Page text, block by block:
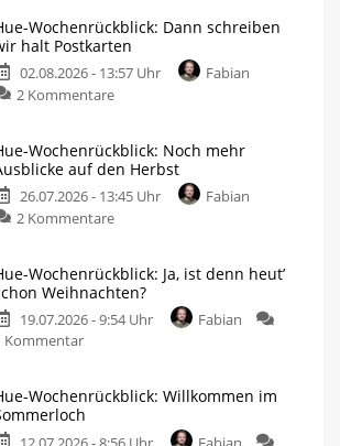
Wochenrückblick: Dann schreiben
halt Postkarten
02.08.2026 - 13:57 Uhr
Fabian
2 Kommentarezu
Dann
schreiben
wir
halt
persönlicher
Blog
Wochenrückblick: Noch mehr
auf den Herbst
26.07.2026 - 13:45 Uhr
Fabian
2 Kommentarezu
Noch
mehr
Ausblicke
Mein
Wochenrückblick: Ja, ist denn heut’
Weihnachten?
19.07.2026 - 9:54 Uhr
Fabian
Kommentarzu
Ja,
ist
Wochenrückblick: Willkommen im